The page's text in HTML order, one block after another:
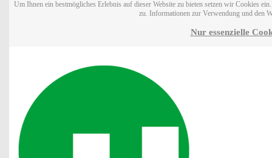
Um Ihnen ein bestmögliches Erlebnis auf dieser Website zu bieten setzen wir Cookies
zu. Informationen zur Verwendung und den
Nur essenzielle